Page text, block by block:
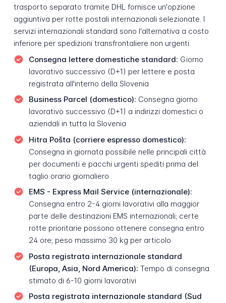
trasporto separato tramite DHL fornisce un'opzione
aggiuntiva per rotte postali internazionali selezionate. I
servizi internazionali standard sono l'alternativa a costo
inferiore per spedizioni transfrontaliere non urgenti.
Consegna lettere domestiche standard: Giorno
lavorativo successivo (D+1) per lettere e posta
registrata all'interno della Slovenia
Business Parcel (domestico): Consegna giorno
lavorativo successivo (D+1) a indirizzi domestici o
aziendali in tutta la Slovenia
Hitra Pošta (corriere espresso domestico):
Consegna in giornata possibile nelle principali città
per documenti e pacchi urgenti spediti prima del
taglio orario giornaliero
EMS - Express Mail Service (internazionale):
Consegna entro 2-4 giorni lavorativi alla maggior
parte delle destinazioni EMS internazionali; certe
rotte prioritarie possono ottenere consegna entro
24 ore; peso massimo 30 kg per articolo
Posta registrata internazionale standard
(Europa, Asia, Nord America): Tempo di consegna
stimato di 6-10 giorni lavorativi
Posta registrata internazionale standard (Sud